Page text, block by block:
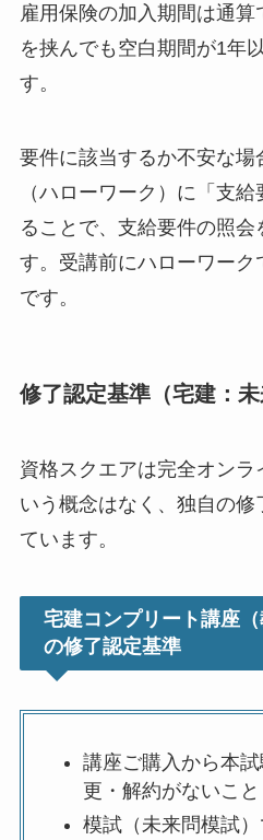
雇用保険の加入期間は通
を挟んでも空白期間が1年
す。
要件に該当するか不安な
（ハローワーク）に「支
ることで、支給要件の照会
す。受講前にハローワー
です。
修了認定基準（宅建：未
資格スクエアは完全オンラ
いう概念はなく、独自の
ています。
宅建コンプリート講座（
の修了認定基準
講座ご購入から本
更・解約がないこと
模試（未来問模試